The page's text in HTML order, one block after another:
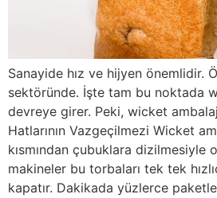
Sanayide hız ve hijyen önemlidir.
sektöründe. İşte tam bu noktada
devreye girer. Peki, wicket
Hatlarının Vazgeçilmezi Wicket
kısmından çubuklara dizilmesiyle
makineler bu torbaları tek tek
kapatır. Dakikada yüzlerce